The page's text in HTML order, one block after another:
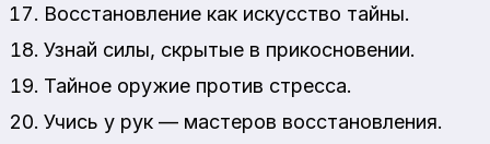
Восстановление как искусство тайны.
Узнай силы, скрытые в прикосновении.
Тайное оружие против стресса.
Учись у рук — мастеров восстановления.